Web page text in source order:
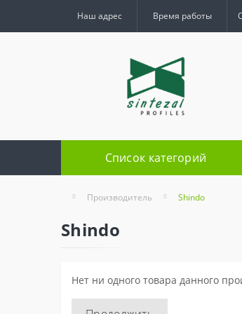
Наш адрес Время работы
Список категорий
Производитель Shindo
Shindo
Нет ни одного товара данного